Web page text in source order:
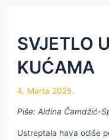
SVJETLO
KUĆAMA
4. Marta 2025.
Piše: Aldina Čamdžić-
Ustreptala hava odiše